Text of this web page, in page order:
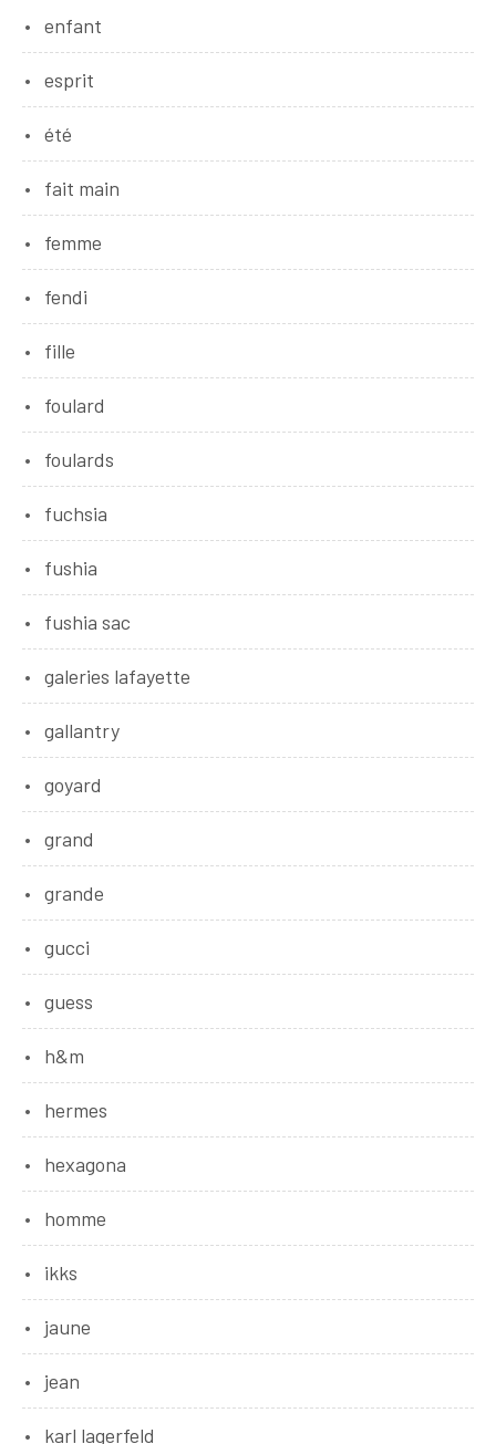
enfant
esprit
été
fait main
femme
fendi
fille
foulard
foulards
fuchsia
fushia
fushia sac
galeries lafayette
gallantry
goyard
grand
grande
gucci
guess
h&m
hermes
hexagona
homme
ikks
jaune
jean
karl lagerfeld